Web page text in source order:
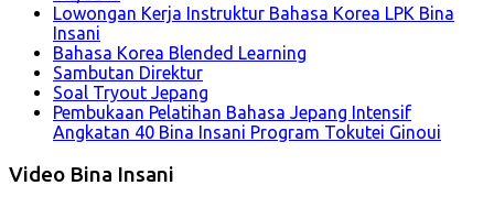
Lowongan Kerja Instruktur Bahasa Korea LPK Bina
Insani
Bahasa Korea Blended Learning
Sambutan Direktur
Soal Tryout Jepang
Pembukaan Pelatihan Bahasa Jepang Intensif
Angkatan 40 Bina Insani Program Tokutei Ginoui
Video Bina Insani